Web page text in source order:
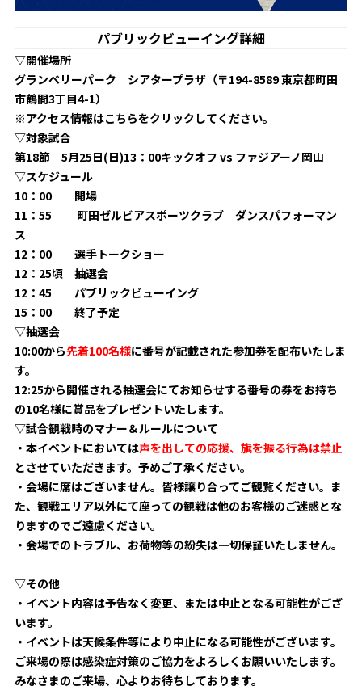
ゼルビアフットサルパーク
パブリックビューイング詳細
▽開催場所
グランベリーパーク シアタープラザ（〒194-8589 東京都町田
市鶴間3丁目4-1）
※アクセス情報はこちらをクリックしてください。
▽対象試合
第18節 5月25日(日)13：00キックオフ vs ファジアーノ岡山
▽スケジュール
10：00 開場
11：55 町田ゼルビアスポーツクラブ ダンスパフォーマン
ス
12：00 選手トークショー
12：25頃 抽選会
12：45 パブリックビューイング
15：00 終了予定
▽抽選会
10:00から先着100名様に番号が記載された参加券を配布いたしま
す。
12:25から開催される抽選会にてお知らせする番号の券をお持ち
の10名様に賞品をプレゼントいたします。
▽試合観戦時のマナー＆ルールについて
・本イベントにおいては声を出しての応援、旗を振る行為は禁止
とさせていただきます。予めご了承ください。
・会場に席はございません。皆様譲り合ってご観覧ください。 ま
た、観戦エリア以外にて座っての観戦は他のお客様のご迷惑とな
りますのでご遠慮ください。
・会場でのトラブル、お荷物等の紛失は一切保証いたしません。
▽その他
・イベント内容は予告なく変更、または中止となる可能性がござ
います。
・イベントは天候条件等により中止になる可能性がございます。
ご来場の際は感染症対策のご協力をよろしくお願いいたします。
みなさまのご来場、心よりお待ちしております。